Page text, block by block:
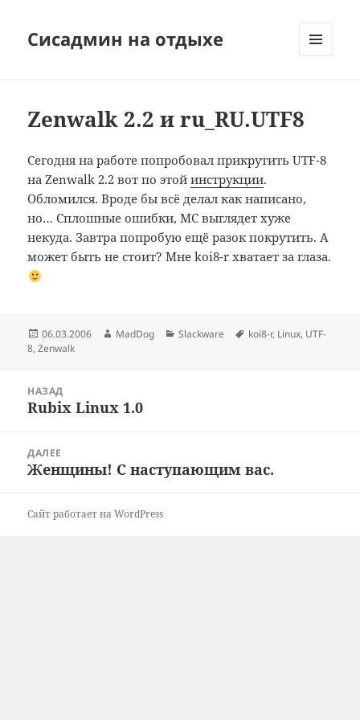
Сисадмин на отдыхе
Zenwalk 2.2 и ru_RU.UTF8
Сегодня на работе попробовал прикрутить UTF-8
на Zenwalk 2.2 вот по этойинструкции.
Обломился. Вроде бы всё делал как написано,
но… Сплошные ошибки, MC выглядет хуже
некуда. Завтра попробую ещё разок покрутить. А
может быть не стоит? Мне koi8-r хватает за глаза.
Опубликовано
06.03.2006 Автор
MadDog Рубрики
Slackware Метки
koi8-r, Linux, UTF-
8,Zenwalk
записям
НАЗАД
Предыдущая
Rubix Linux 1.0
ДАЛЕЕ
Следующая
Женщины! С наступающим вас.
Сайт работает на WordPress